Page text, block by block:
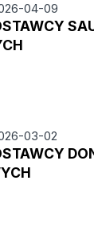
04-09
03-02